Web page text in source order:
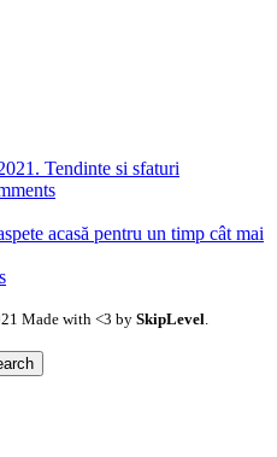
Tendinte si sfaturi
acasă pentru un timp cât mai
Made with <3 by SkipLevel.